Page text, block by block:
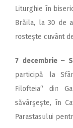
Liturghie în
Brăila, la 30 de
rosteşte cuvânt
7 decembrie –
participă la
Filofteia“ din
săvârşeşte, în
Parastasului